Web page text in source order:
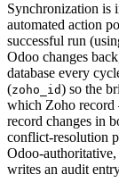
Synchronization is
automated action
successful run
Odoo changes
database every
(zoho_id) so the
which Zoho record
record changes in
conflict-resolution
Odoo-
writes an audit